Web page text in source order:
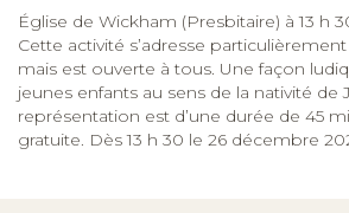
Église de Wickham (Presbitaire) à 13 h
Cette activité s’adresse
mais est ouverte à tous. Une façon
jeunes enfants au sens de la nativité de
représentation est d’une durée de 45
gratuite. Dès 13 h 30 le 26 décembre